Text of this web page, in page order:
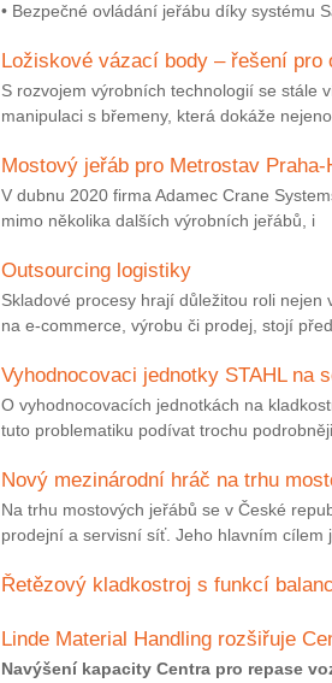
• Bezpečné ovládání jeřábu díky systému
Ložiskové vázací body – řešení pro
S rozvojem výrobních technologií se stále
manipulaci s břemeny, která dokáže
Mostový jeřáb pro Metrostav
V dubnu 2020 firma Adamec Crane
mimo několika dalších výrobních jeřábů, i
Outsourcing logistiky
Skladové procesy hrají důležitou roli
na e-commerce, výrobu či prodej, stojí
Vyhodnocovaci jednotky STAHL na
O vyhodnocovacích jednotkách na
tuto problematiku podívat trochu
Nový mezinárodní hráč na trhu
Na trhu mostových jeřábů se v České
prodejní a servisní síť. Jeho hlavním cílem
Řetězový kladkostroj s funkcí
Linde Material Handling rozšiřuje
Navýšení kapacity Centra pro repase